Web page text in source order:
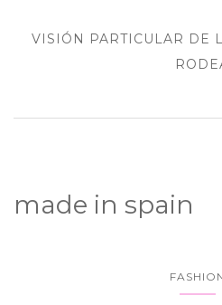
VISIÓN PARTICULAR DE
made in spain